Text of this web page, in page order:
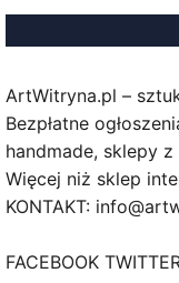
ArtWitryna.pl –
Bezpłatne
handmade, sklepy
Więcej niż sklep
KONTAKT:
FACEBOOK